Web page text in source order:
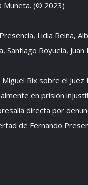
Muneta. (© 2023)
Lidia Reina,
Santiago Royuela,
Rix sobre el Juez
en prisión
directa por
de Fernando